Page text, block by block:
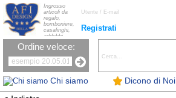
Chi siamo Dicono di Noi
Registrati
Ingrosso
articoli da
regalo,
bomboniere,
casalinghi,
addobbi
natalizi, nastri,
oggettistica,
la tavola, fiori
artificiali e
candele.
Ordine veloce: